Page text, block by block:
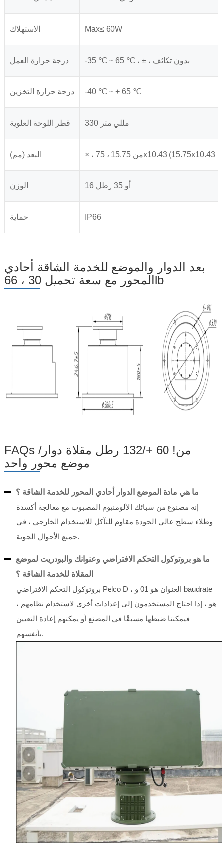
الاستهلاك Max≤ 60W
درجة حرارة العمل -35 ℃ ~ 65 ℃ ، ± ، بدون تكاثف
درجة حرارة التخزين -40 ℃ ~ + 65 ℃
قطر اللوحة العلوية 330 مللي متر
البعد (مم)
الوزن 16 أو 35 رطل
حماية IP66
بعد الدوار والموضع للخدمة الشاقة أحادي
المحور مع سعة تحميل 30 ، 66lb
FAQs من! 60 +/132 رطل مقلاة دوار/
موضع محور واحد
ما هي مادة الموضع الدوار أحادي المحور للخدمة الشاقة ؟
إنه مصنوع من سبائك الألومنيوم المصبوب مع معالجة أكسدة
وطلاء سطح عالي الجودة مقاوم للتآكل للاستخدام الخارجي ، في
جميع الأحوال الجوية.
ما هو بروتوكول التحكم الافتراضي وعنوانك والبودريت لموضع
المقلاة للخدمة الشاقة ؟
بروتوكول التحكم الافتراضي Pelco D ، العنوان هو 01 و baudrate
هو ، إذا احتاج المستخدمون إلى إعدادات أخرى لاستخدام نظامهم ،
فيمكننا ضبطها مسبقًا في المصنع أو يمكنهم إعادة التعيين
بأنفسهم.